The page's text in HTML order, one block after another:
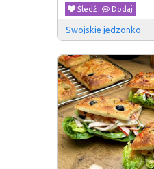
Śledź
Dodaj
Swojskie jedzonko